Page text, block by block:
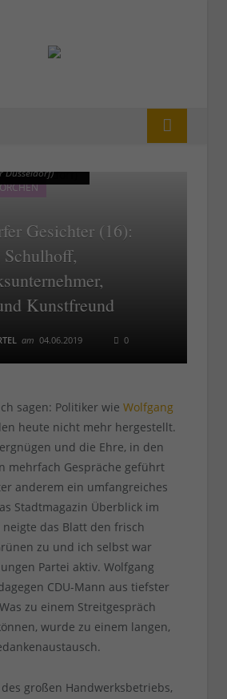
Düsseldorf)
Gesichter (16):
Kunstfreund
am 04.06.2019
0
Düsseldorf)
sagen: Politiker wie Wolfgang
heute nicht mehr hergestellt.
und die Ehre, in den
mehrfach Gespräche geführt
anderem ein umfangreiches
Stadtmagazin Überblick im
neigte das Blatt den frisch
zu und ich selbst war
Partei aktiv. Wolfgang
CDU-Mann aus tiefster
zu einem Streitgespräch
wurde zu einem langen,
großen Handwerksbetriebs,